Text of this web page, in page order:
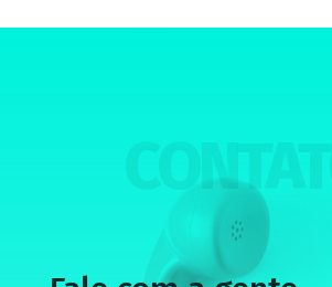
CONTATO